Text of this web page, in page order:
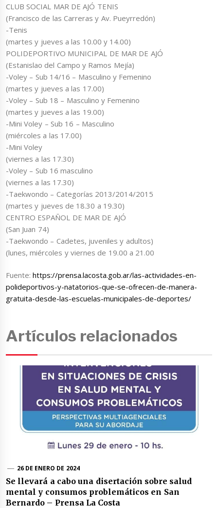
CLUB SOCIAL MAR DE AJÓ TENIS
(Francisco de las Carreras y Av. Pueyrredón)
-Tenis
(martes y jueves a las 10.00 y 14.00)
POLIDEPORTIVO MUNICIPAL DE MAR DE AJÓ
(Estanislao del Campo y Ramos Mejía)
-Voley – Sub 14/16 – Masculino y Femenino
(martes y jueves a las 17.00)
-Voley – Sub 18 – Masculino y Femenino
(martes y jueves a las 19.00)
-Mini Voley – Sub 16 – Masculino
(miércoles a las 17.00)
-Mini Voley
(viernes a las 17.30)
-Voley – Sub 16 masculino
(viernes a las 17.30)
-Taekwondo – Categorías 2013/2014/2015
(martes y jueves de 18.30 a 19.30)
CENTRO ESPAÑOL DE MAR DE AJÓ
(San Juan 74)
-Taekwondo – Cadetes, juveniles y adultos)
(lunes, miércoles y viernes de 19.00 a 21.00
Fuente:https://prensa.lacosta.gob.ar/las-actividades-en-
polideportivos-y-natatorios-que-se-ofrecen-de-manera-
gratuita-desde-las-escuelas-municipales-de-deportes/
Artículos relacionados
26 DE ENERO DE 2024
Se llevará a cabo una disertación sobre salud
mental y consumos problemáticos en San
Bernardo – Prensa La Costa